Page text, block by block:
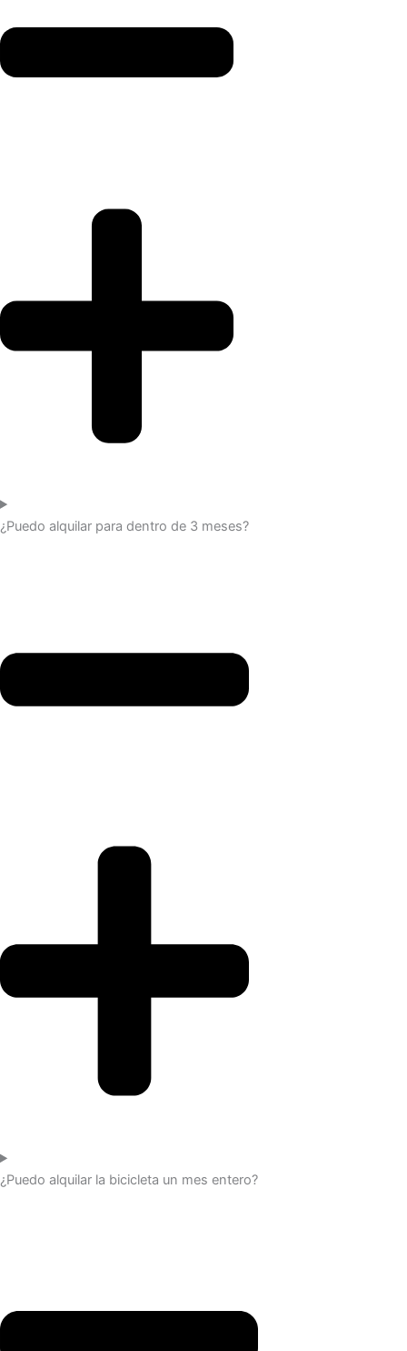
¿Puedo alquilar para dentro de 3 meses?
¿Puedo alquilar la bicicleta un mes entero?